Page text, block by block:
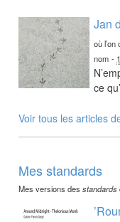
Jan
où
nom -
ce
Voir tous les articles
Mes standards
Mes versions desstandards